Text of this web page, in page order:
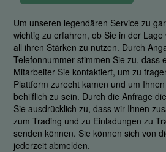
Um unseren legendären Service zu
wichtig zu erfahren, ob Sie in der
all ihren Stärken zu nutzen. Durch
Telefonnummer stimmen Sie zu, dass
Mitarbeiter Sie kontaktiert, um zu
Plattform zurecht kamen und um
behilflich zu sein. Durch die Anfrage
Sie ausdrücklich zu, dass wir Ihnen
zum Trading und zu Einladungen zu
senden können. Sie können sich von
jederzeit abmelden.